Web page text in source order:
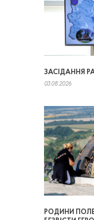
ЗАСІДАННЯ
03.08.2026
РОДИНИ